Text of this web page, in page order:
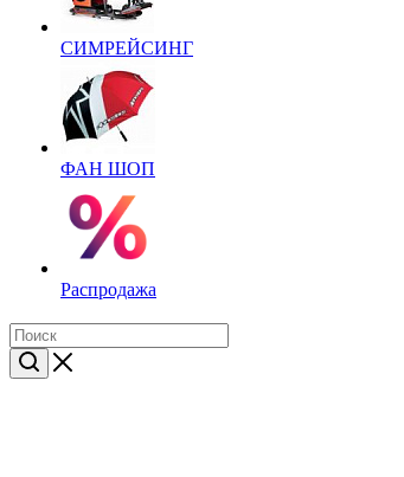
СИМРЕЙСИНГ
ФАН ШОП
Распродажа